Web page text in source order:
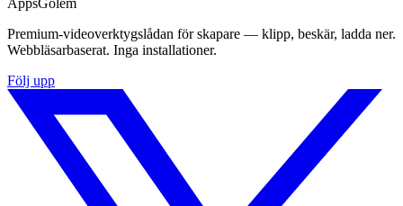
Premium-videoverktygslådan för skapare — klipp, beskär, ladda ner.
Webbläsarbaserat. Inga installationer.
Följ upp